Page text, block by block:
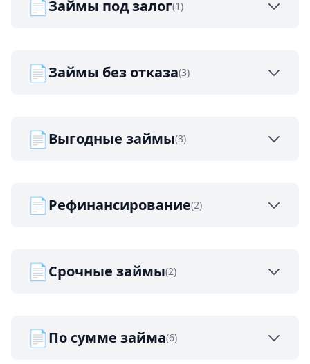
📄Займы под залог(1)
📄Займы без отказа(3)
📄Выгодные займы(3)
📄Рефинансирование(2)
📄Срочные займы(2)
📄По сумме займа(6)